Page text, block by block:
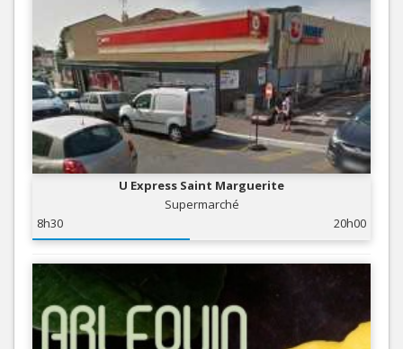
U Express Saint Marguerite
Supermarché
8h30
20h00